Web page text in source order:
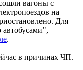
вагоны с
на
Для
автобусами", —
.
в причинах ЧП.